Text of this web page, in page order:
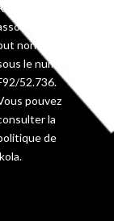
comme
à
non lucratif
le numéro
52.736.
pouvez
la
de